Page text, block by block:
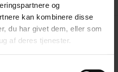
og
kan kombinere disse
du har givet dem, eller som
af deres tjenester.
cognac og navy